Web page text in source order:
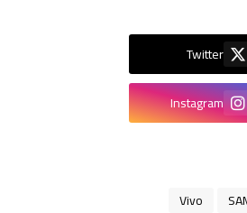
Twitter
Instagram
Vivo